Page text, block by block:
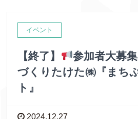
イベント
【終了】 参加者大募集
づくりたけた㈱『まち
ト』
2024.12.27